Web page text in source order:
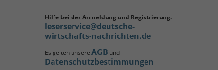
Hilfe bei der Anmeldung und Registrierung:
leserservice@deutsche-
wirtschafts-nachrichten.de
Es gelten unsere AGB und
Datenschutzbestimmungen